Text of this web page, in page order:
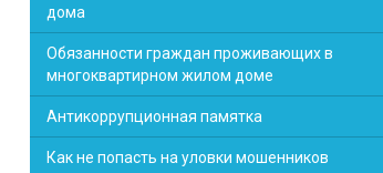
дома
Обязанности граждан проживающих в
многоквартирном жилом доме
Антикоррупционная памятка
Как не попасть на уловки мошенников